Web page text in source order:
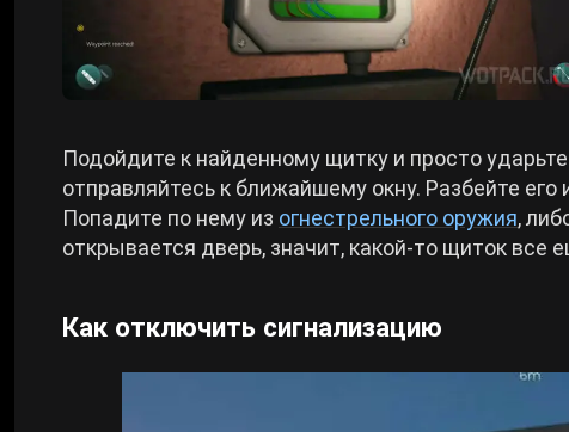
Подойдите к найденному щитку и просто
отправляйтесь к ближайшему окну. Разбейте
Попадите по нему из огнестрельного оружия,
открывается дверь, значит, какой-то щиток все
Как отключить сигнализацию